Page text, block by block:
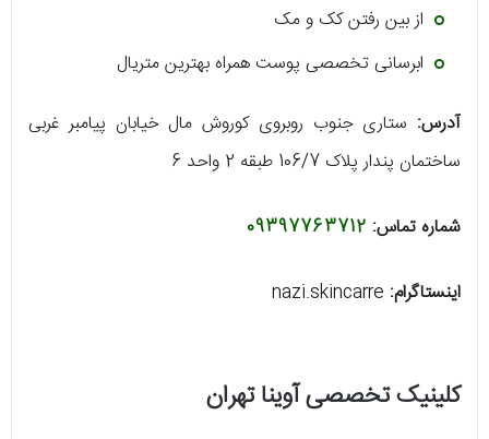
از بین رفتن کک و مک
ابرسانی تخصصی پوست همراه بهترین متریال
آدرس: ستاری جنوب روبروی کوروش مال خیابان پیامبر غربی
ساختمان پندار پلاک 106/7 طبقه 2 واحد 6
شماره تماس: 09397763712
اینستاگرام:
کلینیک تخصصی آوینا تهران